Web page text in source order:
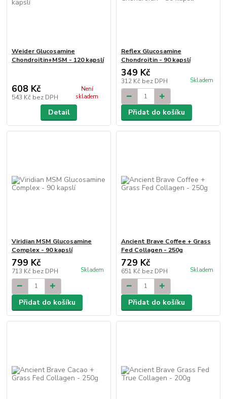
Weider Glucosamine
Chondroitin+MSM - 120 kapslí
608 Kč
543 Kč bez DPH
Není
skladem
Detail
Reflex Glucosamine
Chondroitin - 90 kapslí
349 Kč
312 Kč bez DPH Skladem
Přidat do košíku
Viridian MSM Glucosamine
Complex - 90 kapslí
799 Kč
713 Kč bez DPH Skladem
Přidat do košíku
Ancient Brave Coffee + Grass
Fed Collagen - 250g
729 Kč
651 Kč bez DPH Skladem
Přidat do košíku